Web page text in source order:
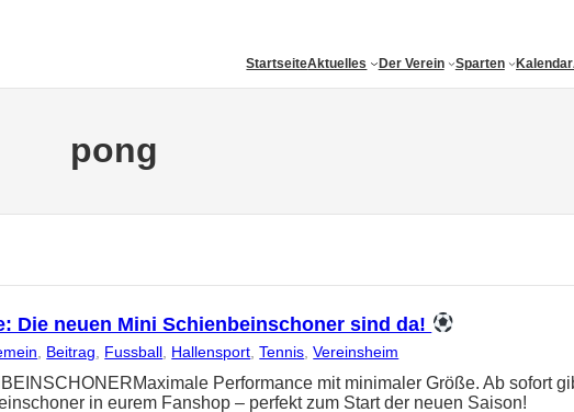
StartseiteAktuelles Der Verein Sparten Kalendar
pong
Die neuen Mini Schienbeinschoner sind da!
Beitrag Fussball Hallensport , Tennis , Vereinsheim
Performance mit minimaler Größe. Ab sofort
in eurem Fanshop – perfekt zum Start der neuen Saison!